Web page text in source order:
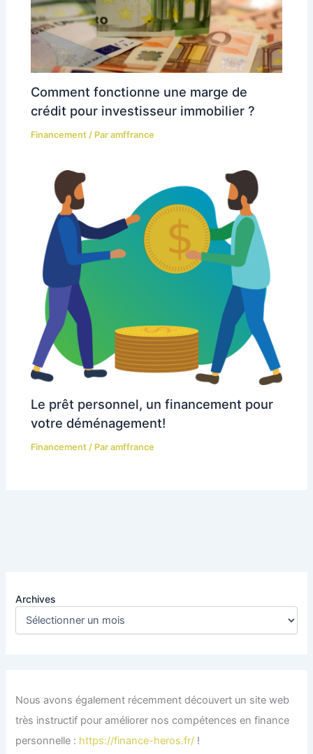
Comment fonctionne une marge de
crédit pour investisseur immobilier ?
Financement / Paramffrance
Le prêt personnel, un financement pour
votre déménagement!
Financement / Paramffrance
Archives
Nous avons également récemment découvert un site web
très instructif pour améliorer nos compétences en finance
personnelle : https://finance-heros.fr/ !